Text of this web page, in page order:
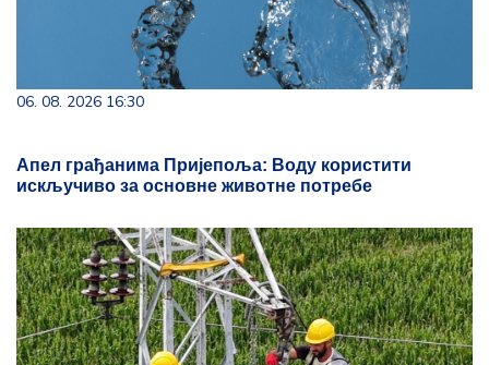
06. 08. 2026 16:30
Апел грађанима Пријепоља: Воду користити
искључиво за основне животне потребе